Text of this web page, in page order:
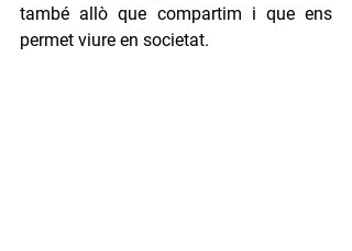
també allò que compartim i que ens
permet viure en societat.